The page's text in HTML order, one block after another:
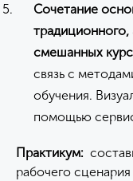
Сочетание
традиционного,
смешанных
связь с
обучения.
помощью
Практикум:
рабочего